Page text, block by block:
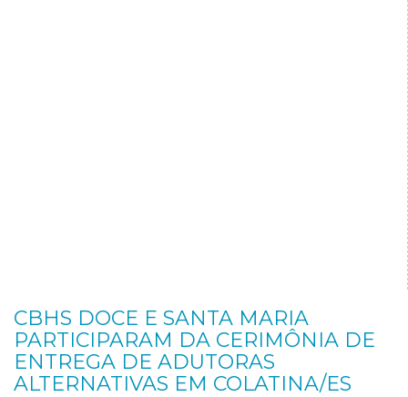
CBHS DOCE E SANTA MARIA
PARTICIPARAM DA CERIMÔNIA DE
ENTREGA DE ADUTORAS
ALTERNATIVAS EM COLATINA/ES